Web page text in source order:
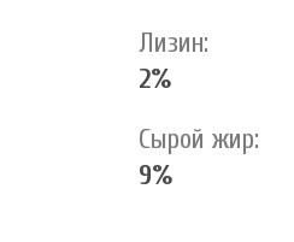
Лизин:
2%
Сырой жир:
9%